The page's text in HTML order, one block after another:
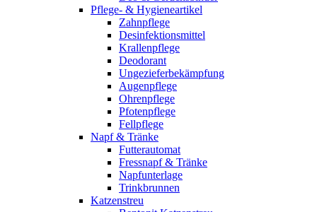
Pflege- & Hygieneartikel
Zahnpflege
Desinfektionsmittel
Krallenpflege
Deodorant
Ungezieferbekämpfung
Augenpflege
Ohrenpflege
Pfotenpflege
Fellpflege
Napf & Tränke
Futterautomat
Fressnapf & Tränke
Napfunterlage
Trinkbrunnen
Katzenstreu